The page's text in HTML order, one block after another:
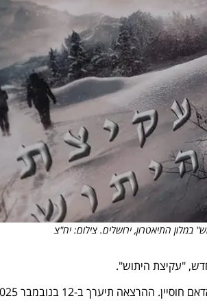
התיאטרון, ירושלים. צילום: יח"צ
"עקיצת היתוש".